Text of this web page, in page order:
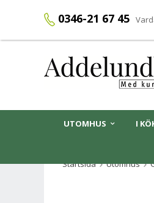
0346-21 67 45
UTOMHUS I
Startsida
Utomhus